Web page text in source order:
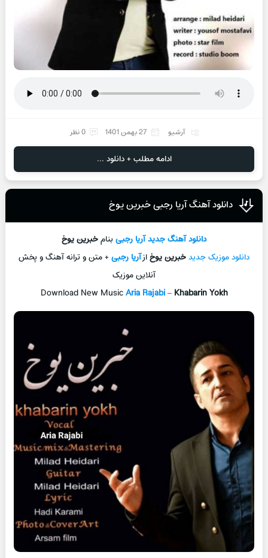
آرشیو 27 بهمن 1401 0 نظر
ادامه مطلب + دانلود ...
دانلود آهنگ آریا رجبی خبرین یوخ
دانلود آهنگ جديدآریا رجبیبنامخبرین یوخ
دانلود موزیک جديدخبرین یوخازآریا رجبی+ متن و ترانه آهنگ و پخش
آنلاين موزيک
Download New MusicAria Rajabi– Khabarin Yokh